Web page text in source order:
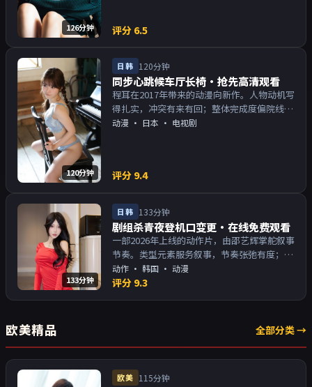
126分钟 评分 6.5
120分钟
日韩 120分钟
同步心跳候车厅长椅·抢先高清观看
程耳在2017年带来的动漫向新作。人物动机写
得扎实，冲突有来有回；整体完成度偏院线质
感。主演以演技派为主，适合喜欢强叙事与人
动漫 · 日本 · 电视剧
评分 9.4
133分钟
日韩 133分钟
剧组杀青夜登机口变更·在线免费观看
一部2026年上线的动作片，由邵艺辉掌舵叙事
节奏。类型元素服务叙事，节奏张弛有度；对
白密度高，留意潜台词。主演以演技派为主，
适合喜欢强叙事与人物关系的观众加入片单。
动作 · 韩国 · 动漫
评分 9.3
欧美精品 全部分类 →
欧美 115分钟